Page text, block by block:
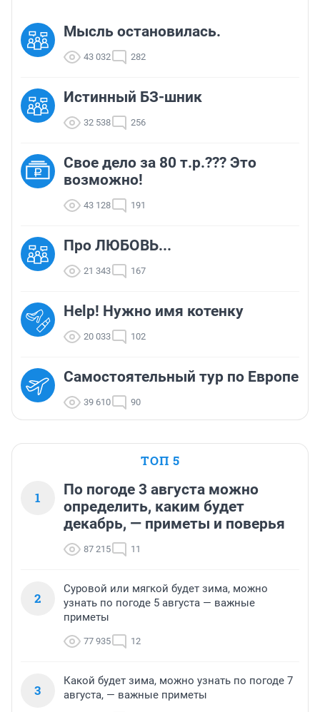
Мысль остановилась.
43 032 282
Истинный БЗ-шник
32 538 256
Свое дело за 80 т.р.??? Это
возможно!
43 128 191
Про ЛЮБОВЬ...
21 343 167
Help! Нужно имя котенку
20 033 102
Самостоятельный тур по Европе
39 610 90
ТОП 5
1
По погоде 3 августа можно
определить, каким будет
декабрь, — приметы и поверья
87 215 11
2
Суровой или мягкой будет зима, можно
узнать по погоде 5 августа — важные
приметы
77 935 12
3
Какой будет зима, можно узнать по погоде 7
августа, — важные приметы